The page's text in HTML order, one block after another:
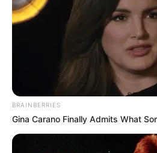
BRAINBERRIES
Gina Carano Finally Admits What